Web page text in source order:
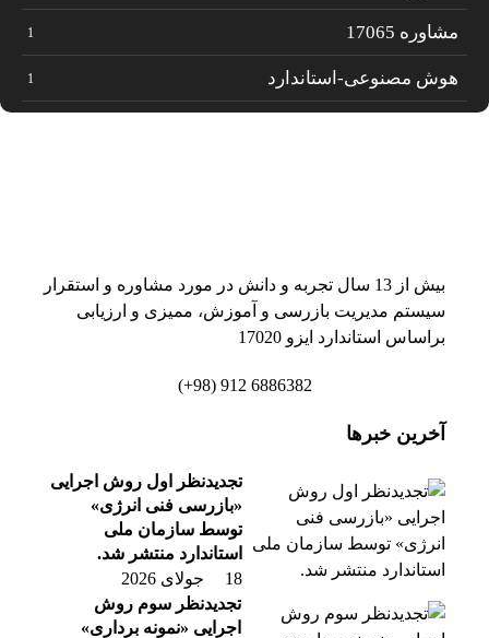
مشاوره 17065 1
هوش مصنوعی-استاندارد 1
بیش از 13 سال تجربه و دانش در مورد مشاوره و استقرار
سیستم مدیریت بازرسی و آموزش، ممیزی و ارزیابی
براساس استاندارد ایزو 17020
6886382 912 (98+)
آخرین خبرها
تجدیدنظر اول روش اجرایی
«بازرسی فنی انرژی»
توسط سازمان ملی
استاندارد منتشر شد.
18 جولای 2026
تجدیدنظر سوم روش
اجرایی «نمونه برداری»